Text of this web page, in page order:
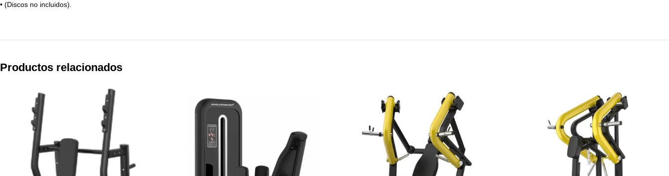
• (Discos no incluidos).
Productos relacionados